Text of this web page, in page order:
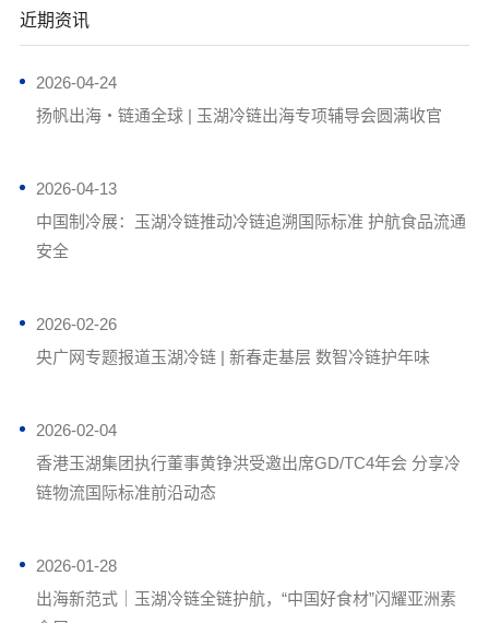
近期资讯
2026-04-24
扬帆出海・链通全球 | 玉湖冷链出海专项辅导会圆满收官
2026-04-13
中国制冷展：玉湖冷链推动冷链追溯国际标准 护航食品流通
安全
2026-02-26
央广网专题报道玉湖冷链 | 新春走基层 数智冷链护年味
2026-02-04
香港玉湖集团执行董事黄铮洪受邀出席GD/TC4年会 分享冷
链物流国际标准前沿动态
2026-01-28
出海新范式｜玉湖冷链全链护航，“中国好食材”闪耀亚洲素